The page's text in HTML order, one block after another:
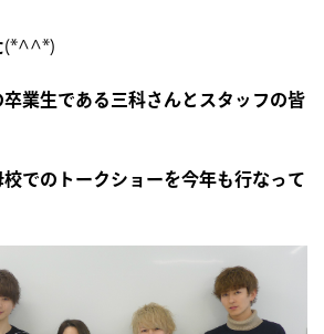
(*^^*)
業生である三科さんとスタッフの皆
でのトークショーを今年も行なって